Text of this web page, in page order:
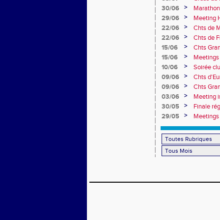
collèges
30/06 >
29/06
>
Meeting
22/06
>
Chts de
22/06
>
Chts de
15/06
>
Chts
15/06
>
10/06
>
Soirée
09/06
>
Chts
09/06
>
Chts
03/06
>
Meeting
30/05
>
Finale
29/05
>